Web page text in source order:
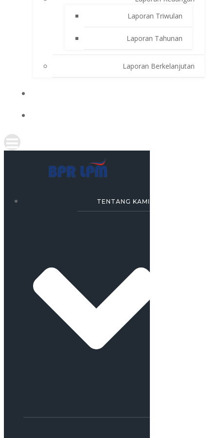
Laporan Triwulan
Laporan Tahunan
Laporan Berkelanjutan
TENTANG KAMI